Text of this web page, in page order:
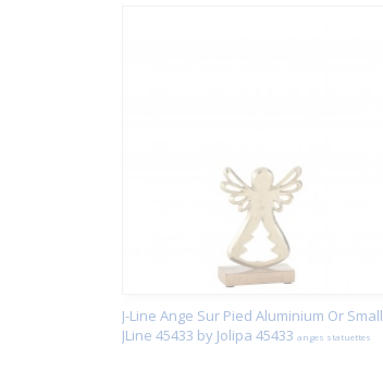
J-Line Ange Sur Pied Aluminium Or Small
JLine 45433 by Jolipa 45433 anges statuettes